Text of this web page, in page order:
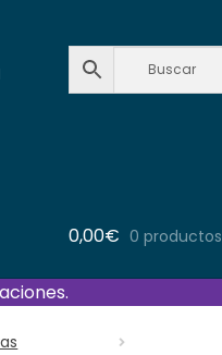
0,00€ 0 productos